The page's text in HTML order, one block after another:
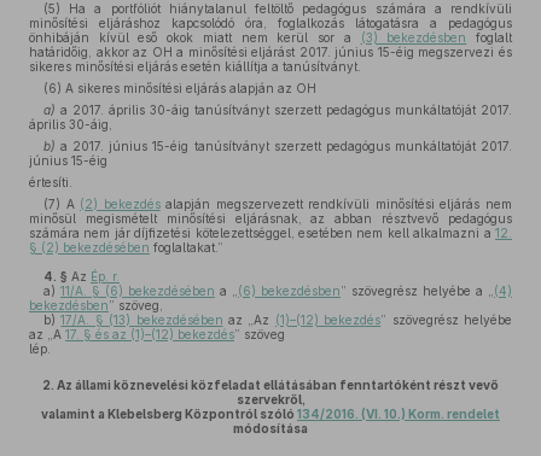
(5) Ha a portfóliót hiánytalanul feltöltő pedagógus számára a rendkívüli
minősítési eljáráshoz kapcsolódó óra, foglalkozás látogatásra a pedagógus
önhibáján kívül eső okok miatt nem kerül sor a
(3) bekezdésben
foglalt
határidőig, akkor az OH a minősítési eljárást 2017. június 15-éig megszervezi és
sikeres minősítési eljárás esetén kiállítja a tanúsítványt.
(6) A sikeres minősítési eljárás alapján az OH
a) a 2017. április 30-áig tanúsítványt szerzett pedagógus munkáltatóját 2017.
április 30-áig,
b) a 2017. június 15-éig tanúsítványt szerzett pedagógus munkáltatóját 2017.
június 15-éig
értesíti.
(7) A (2) bekezdésalapján megszervezett rendkívüli minősítési eljárás nem
minősül megismételt minősítési eljárásnak, az abban résztvevő pedagógus
számára nem jár díjfizetési kötelezettséggel, esetében nem kell alkalmazni a 12.
§ (2) bekezdésében foglaltakat.”
4. § Az Ép. r.
a) 11/A. § (6) bekezdésében a „ (6) bekezdésben” szövegrész helyébe a „ (4)
bekezdésben” szöveg,
b) 17/A. § (13) bekezdésében az „Az (1)–(12) bekezdés” szövegrész helyébe
az „A 17. § és az (1)–(12) bekezdés” szöveg
lép.
2. Az állami köznevelési közfeladat ellátásában fenntartóként részt vevő
szervekről,
valamint a Klebelsberg Központról szóló 134/2016. (VI. 10.) Korm. rendelet
módosítása